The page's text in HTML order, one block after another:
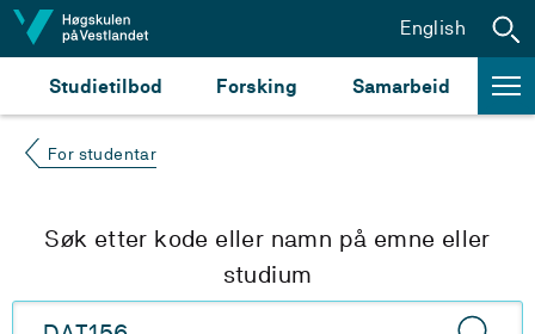
Hopp til innhald
Studietilbod Forsking Samarbeid
English
For studentar
Søk etter kode eller namn på emne eller
studium